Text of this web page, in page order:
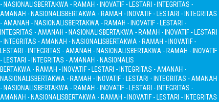
- NASIONALISBERTAKWA - RAMAH - INOVATIF - LESTARI - INTEGRITAS -
AMANAH - NASIONALISBERTAKWA - RAMAH - INOVATIF - LESTARI - INTEGRITAS
- AMANAH - NASIONALISBERTAKWA - RAMAH - INOVATIF - LESTARI -
INTEGRITAS - AMANAH - NASIONALISBERTAKWA - RAMAH - INOVATIF - LESTARI
- INTEGRITAS - AMANAH - NASIONALISBERTAKWA - RAMAH - INOVATIF -
LESTARI - INTEGRITAS - AMANAH - NASIONALISBERTAKWA - RAMAH - INOVATIF
- LESTARI - INTEGRITAS - AMANAH - NASIONALIS
BERTAKWA - RAMAH - INOVATIF - LESTARI - INTEGRITAS - AMANAH -
NASIONALISBERTAKWA - RAMAH - INOVATIF - LESTARI - INTEGRITAS - AMANAH
- NASIONALISBERTAKWA - RAMAH - INOVATIF - LESTARI - INTEGRITAS -
AMANAH - NASIONALISBERTAKWA - RAMAH - INOVATIF - LESTARI - INTEGRITAS